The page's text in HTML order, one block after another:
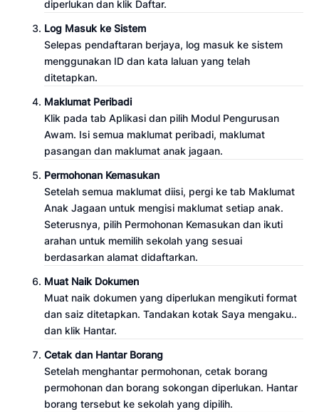
diperlukan dan klik Daftar.
Log Masuk ke Sistem
Selepas pendaftaran berjaya, log masuk ke sistem
menggunakan ID dan kata laluan yang telah
ditetapkan.
Maklumat Peribadi
Klik pada tab Aplikasi dan pilih Modul Pengurusan
Awam. Isi semua maklumat peribadi, maklumat
pasangan dan maklumat anak jagaan.
Permohonan Kemasukan
Setelah semua maklumat diisi, pergi ke tab Maklumat
Anak Jagaan untuk mengisi maklumat setiap anak.
Seterusnya, pilih Permohonan Kemasukan dan ikuti
arahan untuk memilih sekolah yang sesuai
berdasarkan alamat didaftarkan.
Muat Naik Dokumen
Muat naik dokumen yang diperlukan mengikuti format
dan saiz ditetapkan. Tandakan kotak Saya mengaku..
dan klik Hantar.
Cetak dan Hantar Borang
Setelah menghantar permohonan, cetak borang
permohonan dan borang sokongan diperlukan. Hantar
borang tersebut ke sekolah yang dipilih.